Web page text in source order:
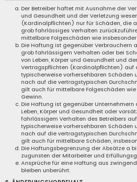
Der Betreiber haftet mit Ausnahme der
und Gesundheit und der Verletzung
(Kardinalpflichten) nur für Schäden, die
grob fahrlässiges Verhalten
mittelbare Folgeschäden wie
Die Haftung ist gegenüber Verbrauchern
grob fahrlässigem Verhalten oder bei
von Leben, Körper und Gesundheit und
Vertragspflichten (Kardinalpflichten) auf
typischerweise vorhersehbaren Schäden
nach auf die vertragstypischen
gilt auch für mittelbare Folgeschäden
Gewinn.
Die Haftung ist gegenüber Unternehmern
Leben, Körper und Gesundheit oder
fahrlässigem Verhalten des Betreibers
typischerweise vorhersehbaren Schäden
nach auf die vertragstypischen
gilt auch für mittelbare Schäden,
Die Haftungsbegrenzung der Absätze a
zugunsten der Mitarbeiter und
Ansprüche für eine Haftung aus
bleiben unberührt.